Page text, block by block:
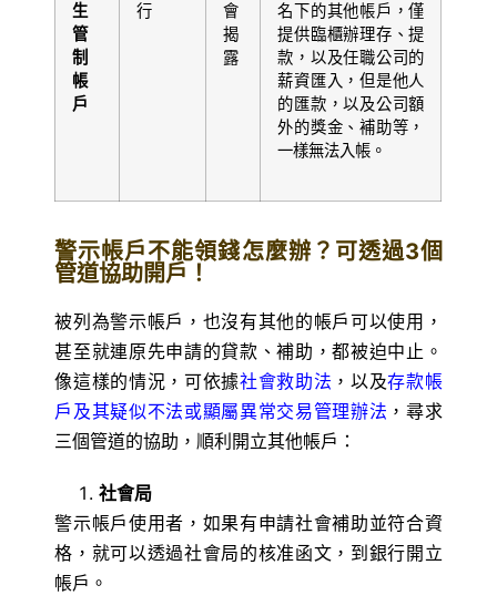
生
管
制
帳
戶
行
會
揭
露
名下的其他帳戶，僅
提供臨櫃辦理存、提
款，以及任職公司的
薪資匯入，但是他人
的匯款，以及公司額
外的獎金、補助等，
一樣無法入帳。
警示帳戶不能領錢怎麼辦？可透過3個
管道協助開戶！
被列為警示帳戶，也沒有其他的帳戶可以使用，
甚至就連原先申請的貸款、補助，都被迫中止。
像這樣的情況，可依據社會救助法 ，以及存款帳
戶及其疑似不法或顯屬異常交易管理辦法 ，尋求
三個管道的協助，順利開立其他帳戶：
社會局
警示帳戶使用者，如果有申請社會補助並符合資
格，就可以透過社會局的核准函文，到銀行開立
帳戶。